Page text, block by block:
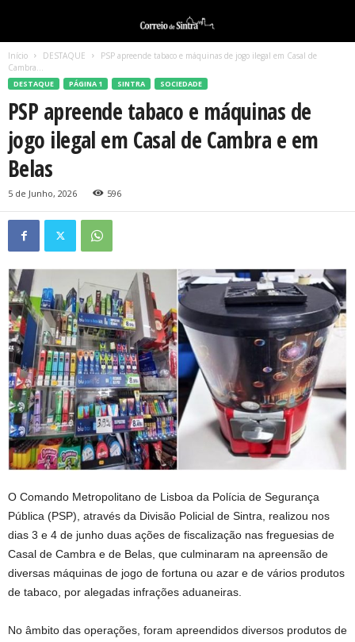
Início DESTAQUE
PSP apreende tabaco e máquinas de jogo ilegal em Casal de
Cambra...
DESTAQUE PÁGINA 1 SINTRA SOCIEDADE
PSP apreende tabaco e máquinas de
jogo ilegal em Casal de Cambra e em
Belas
5 de Junho, 2026 596
O Comando Metropolitano de Lisboa da Polícia de Segurança
Pública (PSP), através da Divisão Policial de Sintra, realizou nos
dias 3 e 4 de junho duas ações de fiscalização nas freguesias de
Casal de Cambra e de Belas, que culminaram na apreensão de
diversas máquinas de jogo de fortuna ou azar e de vários produtos
de tabaco, por alegadas infrações aduaneiras.
No âmbito das operações, foram apreendidos diversos produtos de